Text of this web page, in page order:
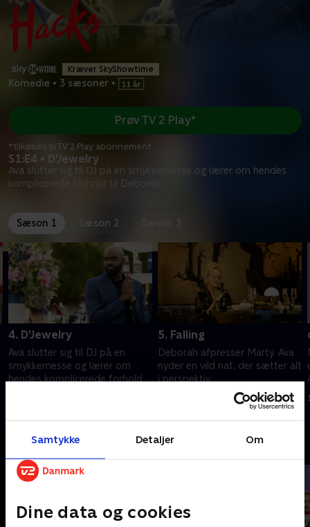
Samtykke Detaljer Om
Dine data og cookies
Kræver SkyShowtime
Komedie • 3 sæsoner •
S1:E4 • D'Jewelry
Ava slutter sig til DJ på en smykkemesse og lærer om hendes
komplicerede forhold til Deborah.
Prøv TV 2 Play*
*tilkøbes til TV 2 Play abonnement
Sæson 1 Sæson 2 Sæson 3
4. D'Jewelry
Ava slutter sig til DJ på en
smykkemesse og lærer om
hendes komplicerede forhold
5. Falling
Deborah afpresser Marty. Ava
nyder en vild nat, der sætter alt
i perspektiv.
1. november 2024 • 29 min
Andre så også